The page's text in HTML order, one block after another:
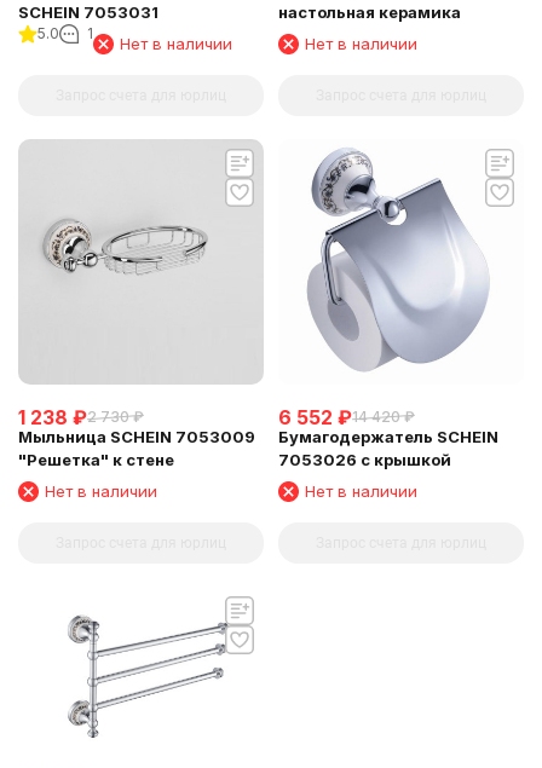
SCHEIN 7053031
5.0 1
Нет в наличии
настольная керамика
Нет в наличии
1 238 ₽2 730 ₽
Мыльница SCHEIN 7053009
"Решетка" к стене
Нет в наличии
6 552 ₽14 420 ₽
Бумагодержатель SCHEIN
7053026 с крышкой
Нет в наличии